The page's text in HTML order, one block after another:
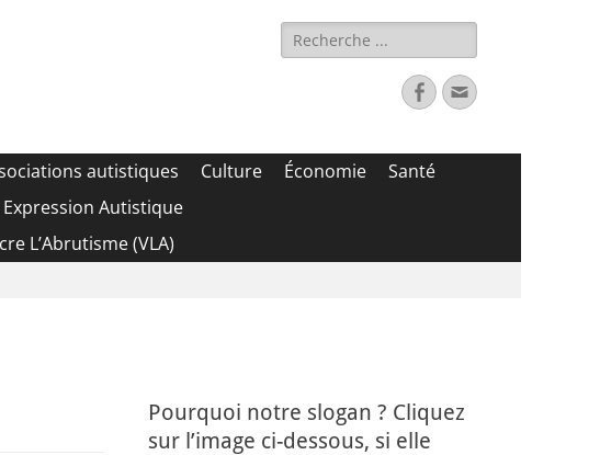
Rechercher :
FacebookAdresse
de
autistiques Culture Économie
Santé
Autistique
L’Abrutisme (VLA)
Pourquoi notre slogan ? Cliquez
sur l’image ci-dessous, si elle